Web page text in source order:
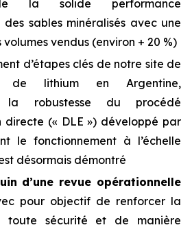
la solide performance
sables minéralisés avec une
volumes vendus (environ + 20 %)
d’étapes clés de notre site de
de lithium en Argentine,
la robustesse du procédé
directe (« DLE ») développé par
le fonctionnement à l’échelle
désormais démontré
d’une revue opérationnelle
pour objectif de renforcer la
toute sécurité et de manière